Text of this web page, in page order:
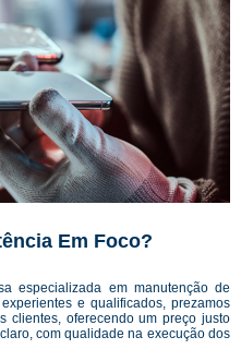
Em Foco?
especializada em manutenção de
e qualificados, prezamos
clientes, oferecendo um preço justo
com qualidade na execução dos